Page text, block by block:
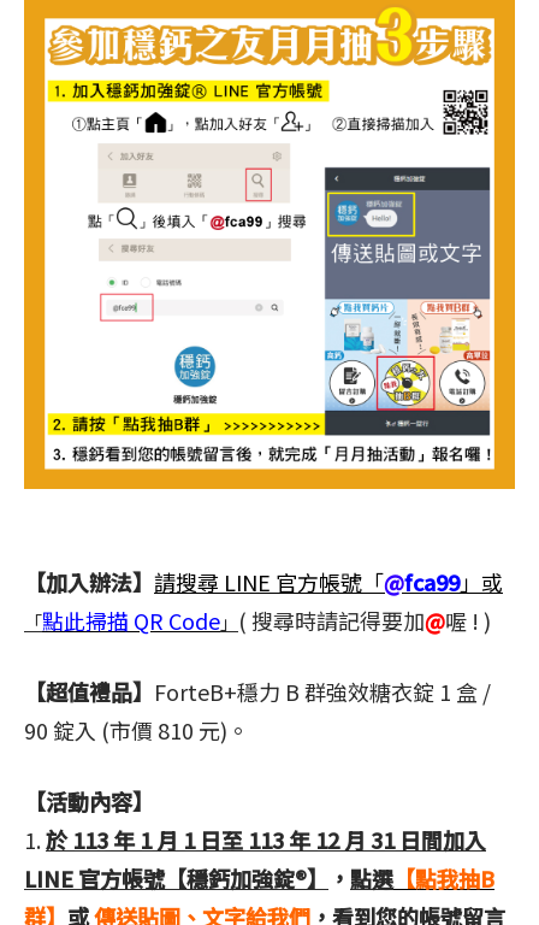
【加入辦法】 請搜尋 LINE 官方帳號「@fca99」或
「點此掃描 QR Code」 ( 搜尋時請記得要加@喔 ! )
【超值禮品】 ForteB+穩力 B 群強效糖衣錠 1 盒 /
90 錠入 (市價 810 元)。
【活動內容】
1.於 113 年 1 月 1 日至 113 年 12 月 31 日間加入
LINE 官方帳號【穩鈣加強錠®】
， 點選【點我抽B
群】 或傳送貼圖、文字給我們 ， 看到您的帳號留言